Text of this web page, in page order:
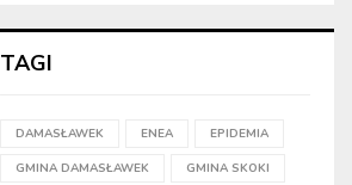
TAGI
DAMASŁAWEK ENEA EPIDEMIA
GMINA DAMASŁAWEK GMINA SKOKI